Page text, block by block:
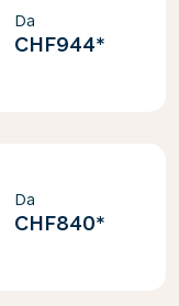
Da
CHF944*
Da
CHF840*